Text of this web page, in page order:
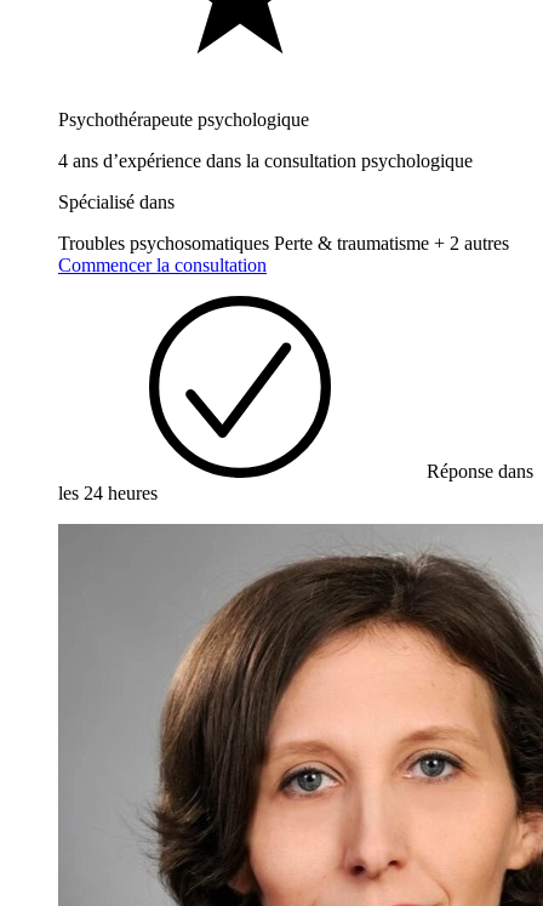
Psychothérapeute psychologique
4 ans d’expérience dans la consultation psychologique
Spécialisé dans
Troubles psychosomatiques Perte & traumatisme + 2 autres
Commencer la consultation
Réponse dans
les 24 heures